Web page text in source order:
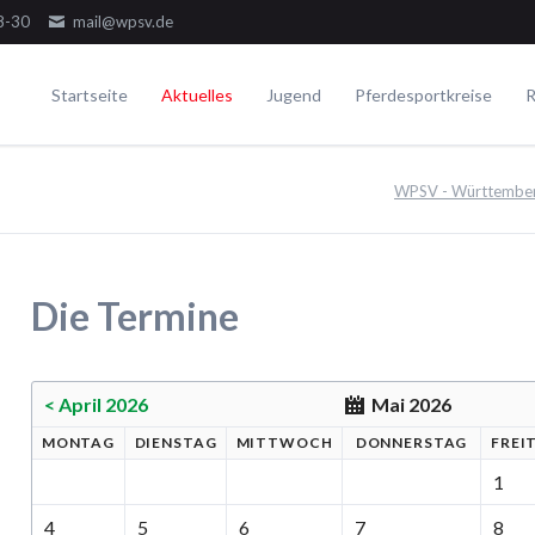
30 mail@wpsv.de
Startseite Aktuelles
WPSV-Allroundreiter-Cup
WPSV-Schulpferdecup
Jugend Pferdesportkreise
WPSV -
Die Termine
< April 2026 Mai 2026
MONTAG DI ENSTAG MI TTWOCH DONNERSTAG FR
1
4
5 6 7 8